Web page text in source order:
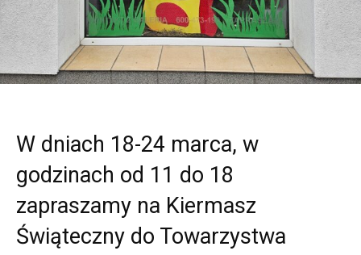
W dniach 18-24 marca, w
godzinach od 11 do 18
zapraszamy na Kiermasz
Świąteczny do Towarzystwa